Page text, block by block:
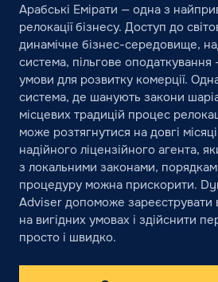
Арабські Емірати — одна з
релокації бізнесу. Доступ до
динамічне бізнес-середовище,
система, пільгове
умови для розвитку комерції.
система, де шанують закони
місцевих традицій процес
може розтягнутися на довгі
надійного ліцензійного агента,
з локальними законами,
процедуру можна прискорити.
Adviser допоможе зареєструвати
на вигідних умовах і здійснити
просто і швидко.